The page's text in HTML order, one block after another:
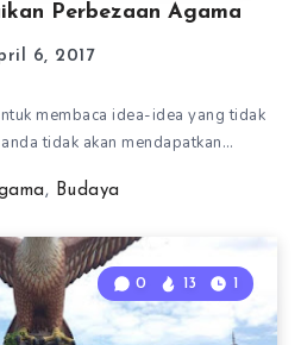
Perbezaan Agama
6, 2017
membaca idea-idea yang tidak
tidak akan mendapatkan…
, Budaya
0 13 1